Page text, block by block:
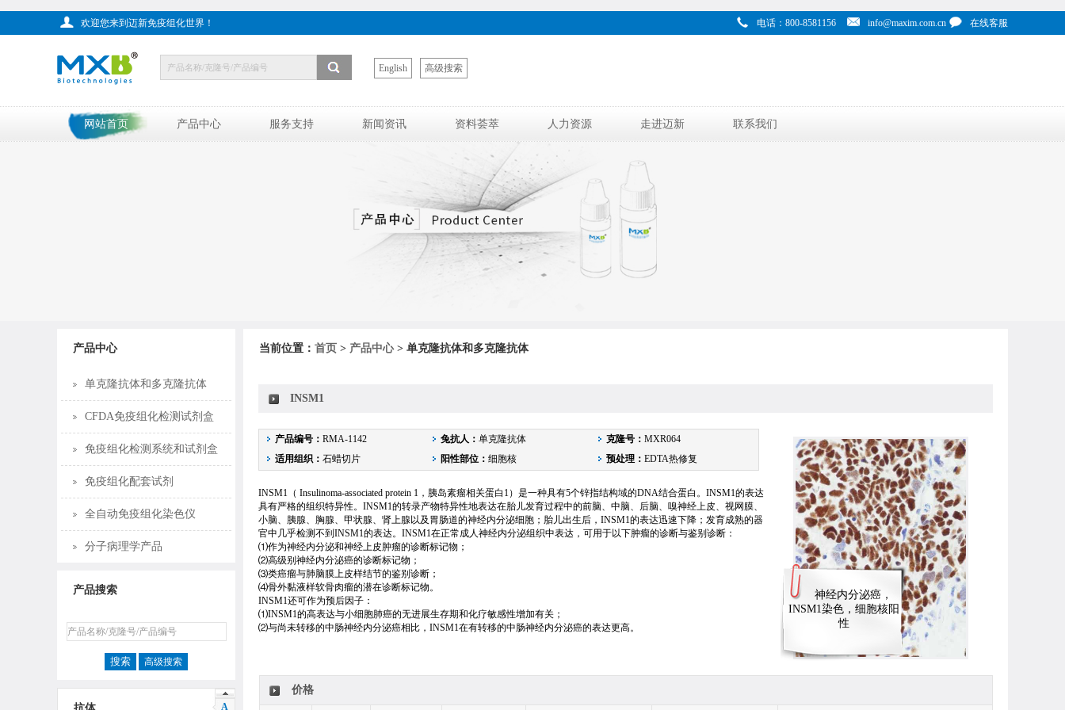
欢迎您来到迈新免疫组化世界！ 电话：800-8581156 info@maxim.com.cn 在线客服
English 高级搜索
网站首页 产品中心 服务支持 新闻资讯 资料荟萃 人力资源 走进迈新 联系我们
产品中心
单克隆抗体和多克隆抗体
CFDA免疫组化检测试剂盒
免疫组化检测系统和试剂盒
免疫组化配套试剂
全自动免疫组化染色仪
分子病理学产品
产品搜索
高级搜索
A
当前位置： 首页 > 产品中心> 单克隆抗体和多克隆抗体
INSM1
神经内分泌癌，
INSM1染色，细胞核阳
性
产品编号：RMA-1142 兔抗人：单克隆抗体 克隆号：MXR064
适用组织：石蜡切片 阳性部位：细胞核 预处理：EDTA热修复
INSM1（ Insulinoma-associated protein 1，胰岛素瘤相关蛋白1）是一种具有5个锌指结构域的DNA结合蛋白。INSM1的表达
具有严格的组织特异性。INSM1的转录产物特异性地表达在胎儿发育过程中的前脑、中脑、后脑、嗅神经上皮、视网膜、
小脑、胰腺、胸腺、甲状腺、肾上腺以及胃肠道的神经内分泌细胞；胎儿出生后，INSM1的表达迅速下降；发育成熟的器
官中几乎检测不到INSM1的表达。INSM1在正常成人神经内分泌组织中表达，可用于以下肿瘤的诊断与鉴别诊断：
⑴作为神经内分泌和神经上皮肿瘤的诊断标记物；
⑵高级别神经内分泌癌的诊断标记物；
⑶类癌瘤与肺脑膜上皮样结节的鉴别诊断；
⑷骨外黏液样软骨肉瘤的潜在诊断标记物。
INSM1还可作为预后因子：
⑴INSM1的高表达与小细胞肺癌的无进展生存期和化疗敏感性增加有关；
⑵与尚未转移的中肠神经内分泌癌相比，INSM1在有转移的中肠神经内分泌癌的表达更高。
价格